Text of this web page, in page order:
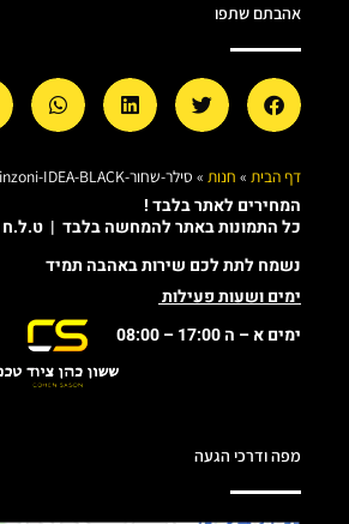
אהבתם שתפו
דף הבית » חנות » סילר-שחור-Bellinzoni-IDEA-BLACK-ליטר
המחירים לאתר בלבד !
כל התמונות באתר להמחשה בלבד | ט.ל.ח
נשמח לתת לכם שירות באהבה תמיד
ימים ושעות פעילות
ימים א – ה 17:00 – 08:00
מפה ודרכי הגעה